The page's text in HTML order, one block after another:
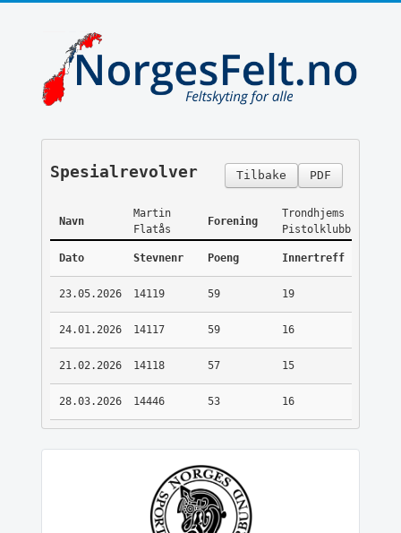
PDF
Tilbake
Spesialrevolver
Navn
Martin
Flatås
Forening
Trondhjems
Pistolklubb
Dato Stevnenr Poeng Innertreff
23.05.2026 14119 59 19
24.01.2026 14117 59 16
21.02.2026 14118 57 15
28.03.2026 14446 53 16